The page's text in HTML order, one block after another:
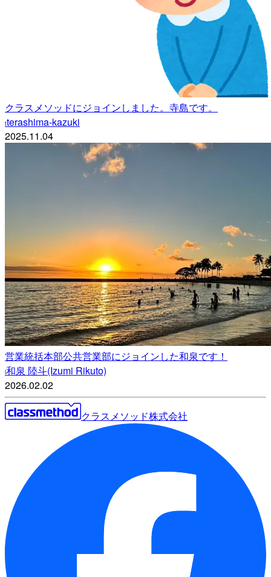
クラスメソッドにジョインしました。寺島です。
tterashima-kazuki
2025.11.04
営業統括本部公共営業部にジョインした和泉です！
i和泉 陸斗(Izumi Rikuto)
2026.02.02
クラスメソッド株式会社